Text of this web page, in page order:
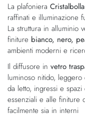
galleria
di
immagini
di
immagini
La plafoniera Cristalbolla
raffinati e illuminazione
La struttura in alluminio
finiture bianco, nero,
ambienti moderni e
Il diffusore in vetro
luminoso nitido,
da letto, ingressi e
essenziali e alle finiture
facilmente sia in interni